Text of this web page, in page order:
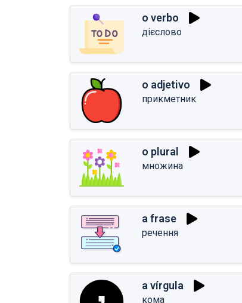
o verbo
дієслово
o adjetivo
прикметник
o plural
множина
a frase
речення
a vírgula
кома